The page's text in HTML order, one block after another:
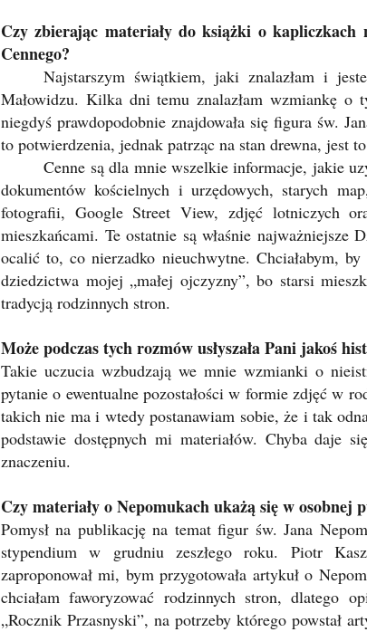
Czy zbierając materiały do książki o kapliczkach
Cennego?
Najstarszym świątkiem, jaki znalazłam i
Małowidzu. Kilka dni temu znalazłam wzmiankę
niegdyś prawdopodobnie znajdowała się figura św.
to potwierdzenia, jednak patrząc na stan drewna, jest
Cenne są dla mnie wszelkie informacje, jakie
dokumentów kościelnych i urzędowych, starych
fotografii, Google Street View, zdjęć lotniczych
mieszkańcami. Te ostatnie są właśnie
ocalić to, co nierzadko nieuchwytne. Chciałabym,
dziedzictwa mojej „małej ojczyzny”, bo starsi
tradycją rodzinnych stron.
Może podczas tych rozmów usłyszała Pani jakoś
Takie uczucia wzbudzają we mnie wzmianki o
pytanie o ewentualne pozostałości w formie zdjęć w
takich nie ma i wtedy postanawiam sobie, że i tak
podstawie dostępnych mi materiałów. Chyba
znaczeniu.
Czy materiały o Nepomukach ukażą się w osobnej
Pomysł na publikację na temat figur św. Jana
stypendium w grudniu zeszłego roku. Piotr
zaproponował mi, bym przygotowała artykuł o
chciałam faworyzować rodzinnych stron, dlatego
„Rocznik Przasnyski”, na potrzeby którego powstał